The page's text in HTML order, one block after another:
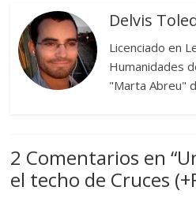
Delvis
Licenciado en
Humanidades
"Marta Abreu"
2 Comentarios en “
el techo de Cruces